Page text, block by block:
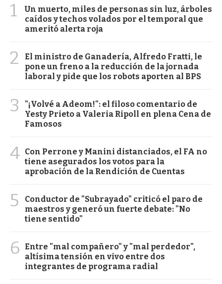
1
Un muerto, miles de personas sin luz, árboles
caídos y techos volados por el temporal que
ameritó alerta roja
2
El ministro de Ganadería, Alfredo Fratti, le
pone un freno a la reducción de la jornada
laboral y pide que los robots aporten al BPS
3
"¡Volvé a Adeom!": el filoso comentario de
Yesty Prieto a Valeria Ripoll en plena Cena de
Famosos
4 Con Perrone y Manini distanciados, el FA no
tiene asegurados los votos para la
aprobación de la Rendición de Cuentas
5
Conductor de "Subrayado" criticó el paro de
maestros y generó un fuerte debate: "No
tiene sentido"
6
Entre "mal compañero" y "mal perdedor",
altísima tensión en vivo entre dos
integrantes de programa radial